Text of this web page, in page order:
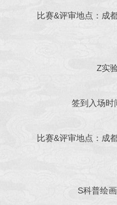
比赛&评审地点：成
Z实
签到入场时
比赛&评审地点：成
S科普绘